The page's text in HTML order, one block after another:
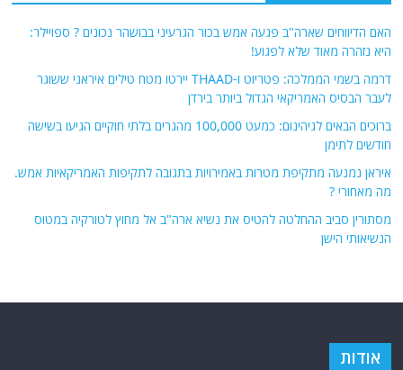
האם הדיווחים שארה"ב פגעה אמש בכור הגרעיני בבושהר נכונים ? ספויילר:
היא נזהרה מאוד שלא לפגוע!
דרמה בשמי הממלכה: פטריוט ו-THAAD יירטו מטח טילים איראני ששוגר
לעבר הבסיס האמריקאי הגדול ביותר בירדן
ברוכים הבאים לגיהינום: כמעט 100,000 מהגרים בלתי חוקיים הגיעו בשישה
חודשים לתימן
איראן נמנעה מתקיפת מטרות באמירויות בתגובה לתקיפות האמריקאיות אמש.
מה מאחורי ?
מסתורין סביב ההחלטה להטיס את נשיא ארה"ב אל מחוץ לטורקיה במטוס
הנשיאותי הישן
אודות